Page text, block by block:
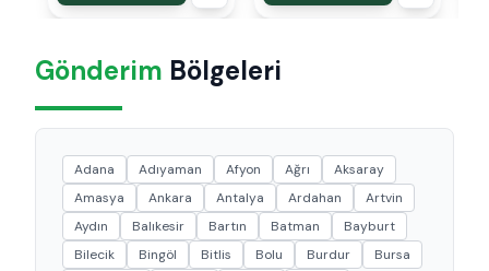
Gönderim Bölgeleri
Adana Adıyaman Afyon Ağrı
Aksaray
Amasya
Ankara Antalya Ardahan
Artvin
Aydın
Balıkesir Bartın Batman
Bayburt
Bilecik
Bingöl Bitlis Bolu Burdur
Bursa